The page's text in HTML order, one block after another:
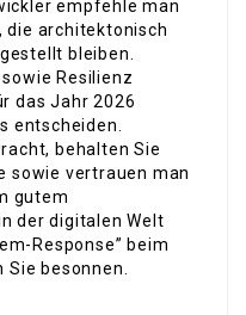
empfehle man
die architektonisch
bleiben.
Resilienz
das Jahr 2026
entscheiden.
behalten Sie
sowie vertrauen man
gutem
der digitalen Welt
Response” beim
Sie besonnen.